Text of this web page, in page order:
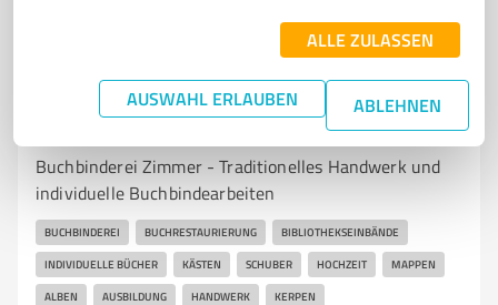
ALLE ZULASSEN
AUSWAHL ERLAUBEN ABLEHNEN
Handwerk
Buchbinderei Zimmer - Traditionelles Handwerk und
individuelle Buchbindearbeiten
BUCHBINDEREI BUCHRESTAURIERUNG BIBLIOTHEKSEINBÄNDE
INDIVIDUELLE BÜCHER KÄSTEN SCHUBER HOCHZEIT MAPPEN
ALBEN AUSBILDUNG HANDWERK KERPEN